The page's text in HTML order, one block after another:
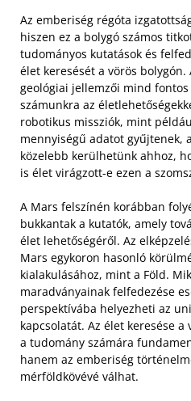
Az emberiség régóta
hiszen ez a bolygó számos
tudományos kutatások és
élet keresését a vörös
geológiai jellemzői mind
számunkra az
robotikus missziók, mint
mennyiségű adatot gyűjtenek,
közelebb kerülhetünk ahhoz,
is élet virágzott-e ezen a
A Mars felszínén korábban
bukkantak a kutatók, amely
élet lehetőségéről. Az
Mars egykoron hasonló
kialakulásához, mint a Föld.
maradványainak felfedezése
perspektívába helyezheti az
kapcsolatát. Az élet keresése
a tudomány számára
hanem az emberiség
mérföldkövévé válhat.